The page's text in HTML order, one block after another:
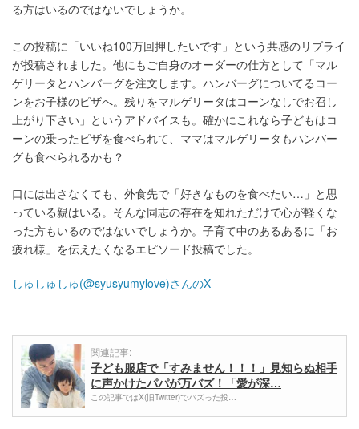
る方はいるのではないでしょうか。
この投稿に「いいね100万回押したいです」という共感のリプライ
が投稿されました。他にもご自身のオーダーの仕方として「マル
ゲリータとハンバーグを注文します。ハンバーグについてるコー
ンをお子様のピザへ。残りをマルゲリータはコーンなしでお召し
上がり下さい」というアドバイスも。確かにこれなら子どもはコ
ーンの乗ったピザを食べられて、ママはマルゲリータもハンバー
グも食べられるかも？
口には出さなくても、外食先で「好きなものを食べたい…」と思
っている親はいる。そんな同志の存在を知れただけで心が軽くな
った方もいるのではないでしょうか。子育て中のあるあるに「お
疲れ様」を伝えたくなるエピソード投稿でした。
しゅしゅしゅ(@syusyumylove)さんのX
関連記事:
子ども服店で「すみません！！！」見知らぬ相手
に声かけたパパが万バズ！「愛が深…
この記事ではX(旧Twitter)でバズった投…